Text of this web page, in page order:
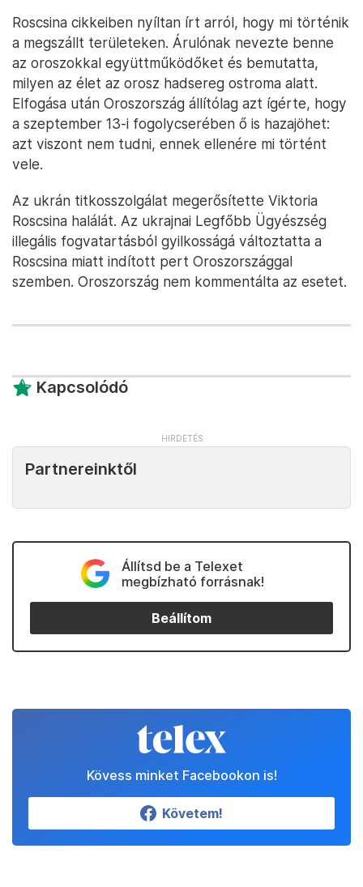
Roscsina cikkeiben nyíltan írt arról, hogy mi történik
a megszállt területeken. Árulónak nevezte benne
az oroszokkal együttműködőket és bemutatta,
milyen az élet az orosz hadsereg ostroma alatt.
Elfogása után Oroszország állítólag azt ígérte, hogy
a szeptember 13-i fogolycserében ő is hazajöhet:
azt viszont nem tudni, ennek ellenére mi történt
vele.
Az ukrán titkosszolgálat megerősítette Viktoria
Roscsina halálát. Az ukrajnai Legfőbb Ügyészség
illegális fogvatartásból gyilkosságá változtatta a
Roscsina miatt indított pert Oroszországgal
szemben. Oroszország nem kommentálta az esetet.
Kapcsolódó
Partnereinktől
Állítsd be a Telexet
megbízható forrásnak!
Beállítom
Kövess minket Facebookon is!
Követem!